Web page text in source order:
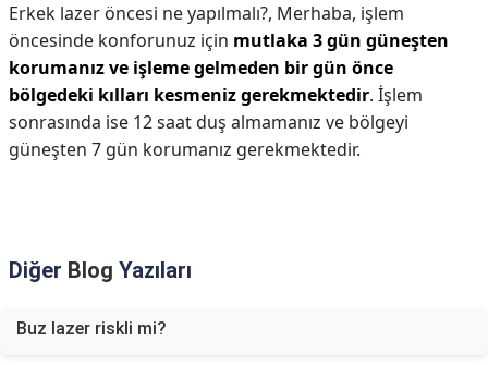
Erkek lazer öncesi ne yapılmalı?, Merhaba, işlem
öncesinde konforunuz için mutlaka 3 gün güneşten
korumanız ve işleme gelmeden bir gün önce
bölgedeki kılları kesmeniz gerekmektedir. İşlem
sonrasında ise 12 saat duş almamanız ve bölgeyi
güneşten 7 gün korumanız gerekmektedir.
Diğer Blog Yazıları
Buz lazer riskli mi?